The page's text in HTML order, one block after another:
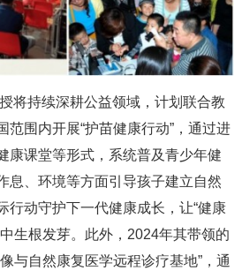
将持续深耕公益领域，计划联合教
范围内开展“护苗健康行动”，通过进
康课堂等形式，系统普及青少年健
息、环境等方面引导孩子建立自然
行动守护下一代健康成长，让“健康
生根发芽。此外，2024年其带领的
与自然康复医学远程诊疗基地”，通